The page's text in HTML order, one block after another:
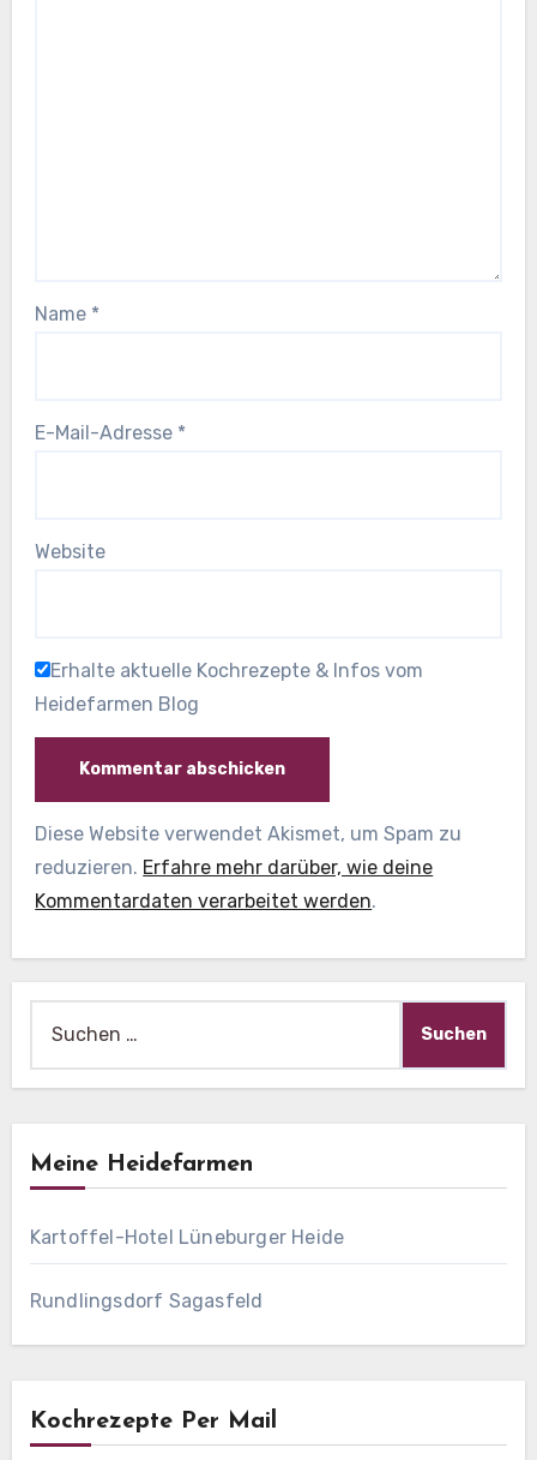
Name *
E-Mail-Adresse *
Website
Erhalte aktuelle Kochrezepte & Infos vom
Heidefarmen Blog
Diese Website verwendet Akismet, um Spam zu
reduzieren. Erfahre mehr darüber, wie deine
Kommentardaten verarbeitet werden.
nach:
Meine Heidefarmen
Kartoffel-Hotel Lüneburger Heide
Rundlingsdorf Sagasfeld
Kochrezepte Per Mail